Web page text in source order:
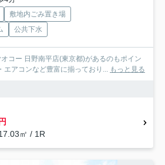
敷地内ごみ置き場
公共下水
コー 日野南平店(東京都)があるのもポイン
エアコンなど豊富に揃っており...
もっと見る
㎡ / 1R